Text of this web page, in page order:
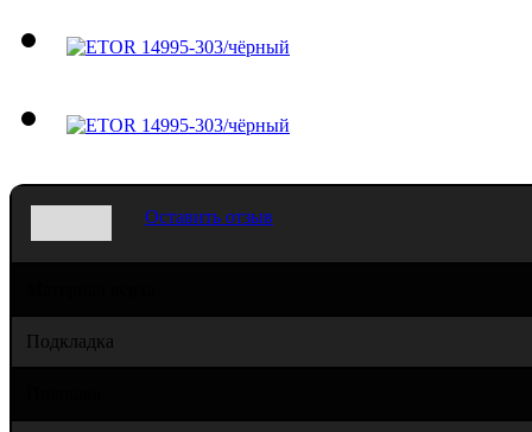
Оставить отзыв
Подкладка